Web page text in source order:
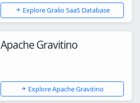
info...
Explore Gralio SaaS Database
Apache Gravitino
Explore Apache Gravitino